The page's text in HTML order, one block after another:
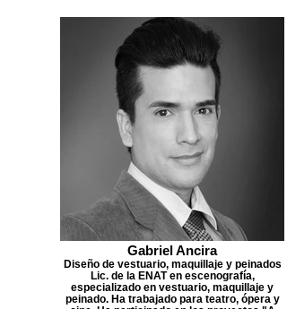
Gabriel Ancira
Diseño de vestuario, maquillaje y peinados
Lic. de la ENAT en escenografía,
especializado en vestuario, maquillaje y
peinado. Ha trabajado para teatro, ópera y